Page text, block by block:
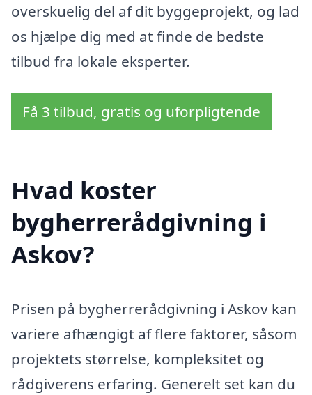
overskuelig del af dit byggeprojekt, og lad
os hjælpe dig med at finde de bedste
tilbud fra lokale eksperter.
Få 3 tilbud, gratis og uforpligtende
Hvad koster
bygherrerådgivning i
Askov?
Prisen på bygherrerådgivning i Askov kan
variere afhængigt af flere faktorer, såsom
projektets størrelse, kompleksitet og
rådgiverens erfaring. Generelt set kan du